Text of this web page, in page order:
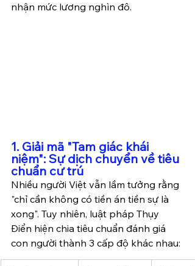
nhận mức lương nghìn đô.
1. Giải mã "Tam giác khái
niệm": Sự dịch chuyển về tiêu
chuẩn cư trú
Nhiều người Việt vẫn lầm tưởng rằng
"chỉ cần không có tiền án tiền sự là
xong". Tuy nhiên, luật pháp Thụy
Điển hiện chia tiêu chuẩn đánh giá
con người thành 3 cấp độ khác nhau: